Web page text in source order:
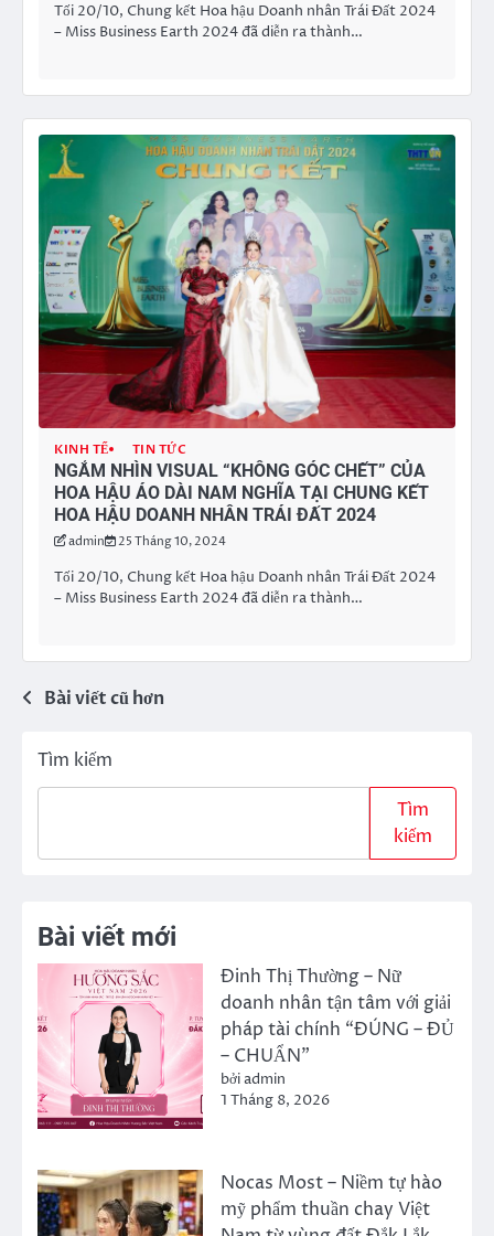
Tối 20/10, Chung kết Hoa hậu Doanh nhân Trái Đất 2024
– Miss Business Earth 2024 đã diễn ra thành…
KINH TẾ TIN TỨC
NGẮM NHÌN VISUAL “KHÔNG GÓC CHẾT” CỦA
HOA HẬU ÁO DÀI NAM NGHĨA TẠI CHUNG KẾT
HOA HẬU DOANH NHÂN TRÁI ĐẤT 2024
admin 25 Tháng 10, 2024
Tối 20/10, Chung kết Hoa hậu Doanh nhân Trái Đất 2024
– Miss Business Earth 2024 đã diễn ra thành…
Điều
bài
Bài viết cũ hơn
Tìm kiếm
Tìm
kiếm
Bài viết mới
Đinh Thị Thường – Nữ
doanh nhân tận tâm với giải
pháp tài chính “ĐÚNG – ĐỦ
– CHUẨN”
bởi admin
1 Tháng 8, 2026
Nocas Most – Niềm tự hào
mỹ phẩm thuần chay Việt